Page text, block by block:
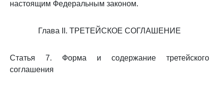
настоящим Федеральным законом.
Глава II. ТРЕТЕЙСКОЕ СОГЛАШЕНИЕ
Статья 7. Форма и содержание третейского
соглашения